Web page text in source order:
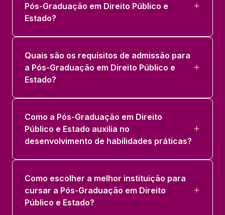
Pós-Graduação em Direito Público e
Estado?
Quais são os requisitos de admissão para
a Pós-Graduação em Direito Público e
Estado?
Como a Pós-Graduação em Direito
Público e Estado auxilia no
desenvolvimento de habilidades práticas?
Como escolher a melhor instituição para
cursar a Pós-Graduação em Direito
Público e Estado?